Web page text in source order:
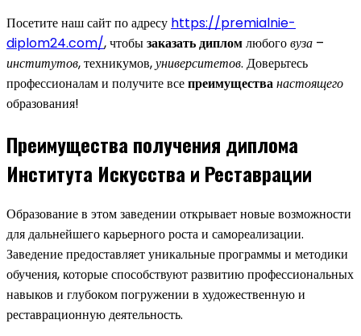
Посетите наш сайт по адресу https://premialnie-
diplom24.com/, чтобызаказать дипломлюбоговуза –
институтов, техникумов,университетов. Доверьтесь
профессионалам и получите всепреимуществанастоящего
образования!
Преимущества получения диплома
Института Искусства и Реставрации
Образование в этом заведении открывает новые возможности
для дальнейшего карьерного роста и самореализации.
Заведение предоставляет уникальные программы и методики
обучения, которые способствуют развитию профессиональных
навыков и глубоком погружении в художественную и
реставрационную деятельность.